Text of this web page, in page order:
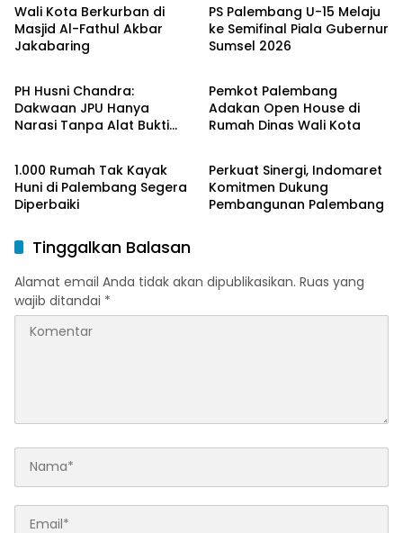
Wali Kota Berkurban di
Masjid Al-Fathul Akbar
Jakabaring
PS Palembang U-15 Melaju
ke Semifinal Piala Gubernur
Sumsel 2026
Ekonomi & Bisnis
PH Husni Chandra:
Dakwaan JPU Hanya
Narasi Tanpa Alat Bukti
Ekonomi & Bisnis
Pemkot Palembang
Adakan Open House di
Rumah Dinas Wali Kota
Ekonomi & Bisnis
1.000 Rumah Tak Kayak
Huni di Palembang Segera
Diperbaiki
Ekonomi & Bisnis
Perkuat Sinergi, Indomaret
Komitmen Dukung
Pembangunan Palembang
Tinggalkan Balasan
Alamat email Anda tidak akan dipublikasikan. Ruas yang
wajib ditandai *